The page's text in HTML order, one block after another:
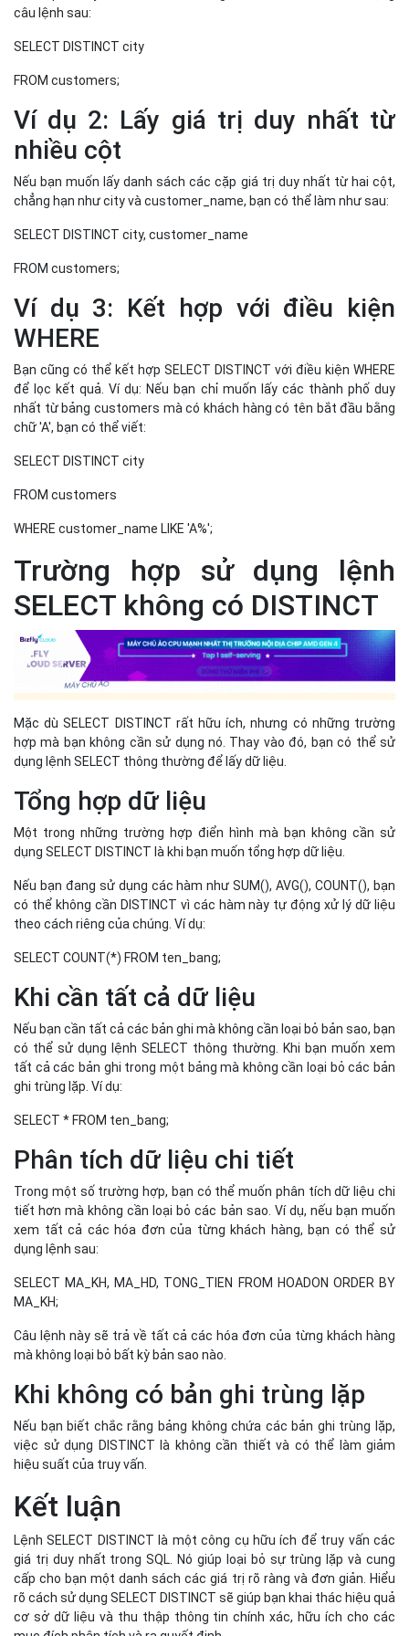
WHERE
Bạn cũng có thể kết hợp SELECT DISTINCT với điều kiện WHERE
để lọc kết quả. Ví dụ: Nếu bạn chỉ muốn lấy các thành phố duy
nhất từ bảng customers mà có khách hàng có tên bắt đầu bằng
WHERE customer_name LIKE 'A%';
Trường hợp sử dụng lệnh
SELECT không có DISTINCT
hợp mà bạn không cần sử dụng nó. Thay vào đó, bạn có thể sử
Tổng hợp dữ liệu
Một trong những trường hợp điển hình mà bạn không cần sử
dụng SELECT DISTINCT là khi bạn muốn tổng hợp dữ liệu.
Nếu bạn đang sử dụng các hàm như SUM(), AVG(), COUNT(), bạn
theo cách riêng của chúng. Ví dụ:
SELECT COUNT(*) FROM ten_bang;
Khi cần tất cả dữ liệu
Nếu bạn cần tất cả các bản ghi mà không cần loại bỏ bản sao, bạn
có thể sử dụng lệnh SELECT thông thường. Khi bạn muốn xem
tất cả các bản ghi trong một bảng mà không cần loại bỏ các bản
ghi trùng lặp. Ví dụ:
SELECT * FROM ten_bang;
Phân tích dữ liệu chi tiết
tiết hơn mà không cần loại bỏ các bản sao. Ví dụ, nếu bạn muốn
xem tất cả các hóa đơn của từng khách hàng, bạn có thể sử
dụng lệnh sau:
SELECT MA_KH, MA_HD, TONG_TIEN FROM HOADON ORDER BY
MA_KH;
Câu lệnh này sẽ trả về tất cả các hóa đơn của từng khách hàng
Khi không có bản ghi trùng lặp
Nếu bạn biết chắc rằng bảng không chứa các bản ghi trùng lặp,
việc sử dụng DISTINCT là không cần thiết và có thể làm giảm
hiệu suất của truy vấn.
Kết luận
Lệnh SELECT DISTINCT là một công cụ hữu ích để truy vấn các
giá trị duy nhất trong SQL. Nó giúp loại bỏ sự trùng lặp và cung
rõ cách sử dụng SELECT DISTINCT sẽ giúp bạn khai thác hiệu quả
cơ sở dữ liệu và thu thập thông tin chính xác, hữu ích cho các
mục đích phân tích và ra quyết định.
SHARE
Facebook
Twitter